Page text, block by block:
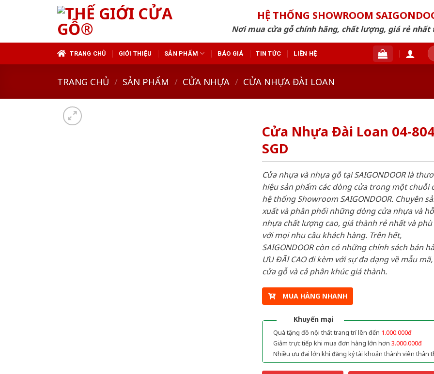
HỆ THỐNG SHOWROOM
Nơi mua cửa gỗ chính hãng, chất lượng, giá rẻ nhất
TRANG CHỦ GIỚI THIỆU SẢN PHẨM BÁO GIÁ TIN TỨC LIÊN HỆ
TRANG CHỦ / SẢN PHẨM / CỬA NHỰA / CỬA NHỰA ĐÀI LOAN
Cửa Nhựa Đài Loan 04-
SGD
Cửa nhựa và nhựa gỗ tại SAIGONDOOR là
hiệu sản phẩm các dòng cửa trong một chuỗi
hệ thống Showroom SAIGONDOOR. Chuyên
xuất và phân phối những dòng cửa nhựa và
nhựa chất lượng cao, giá thành rẻ nhất và
với mọi nhu cầu khách hàng. Trên hết,
SAIGONDOOR còn có những chính sách bán
ƯU ĐÃI CAO đi kèm với sự đa dạng về mẫu
cửa gỗ và cả phân khúc giá thành.
MUA HÀNG NHANH
Khuyến mại
Quà tặng đồ nội thất trang trí lên đến 1.000.000đ
Giảm trực tiếp khi mua đơn hàng lớn hơn 3.000.000đ
Nhiều ưu đãi lớn khi đăng ký tài khoản thành viên thân